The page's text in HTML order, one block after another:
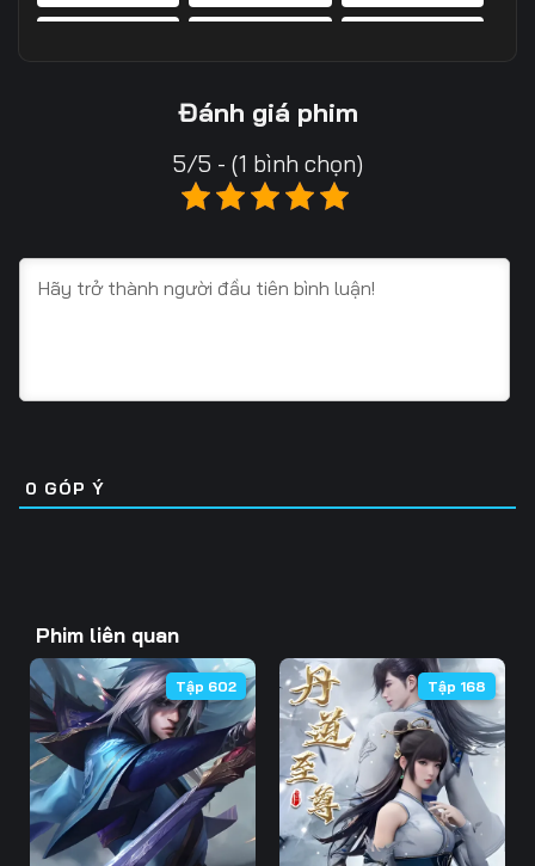
20
25 26
31 32 33
37 38 39
46 47 48
49 50 51
52 53 54
55 57
Đánh giá phim
5/5 - (1 bình chọn)
0 GÓP Ý
Phim liên quan
Tập 602 Tập 168